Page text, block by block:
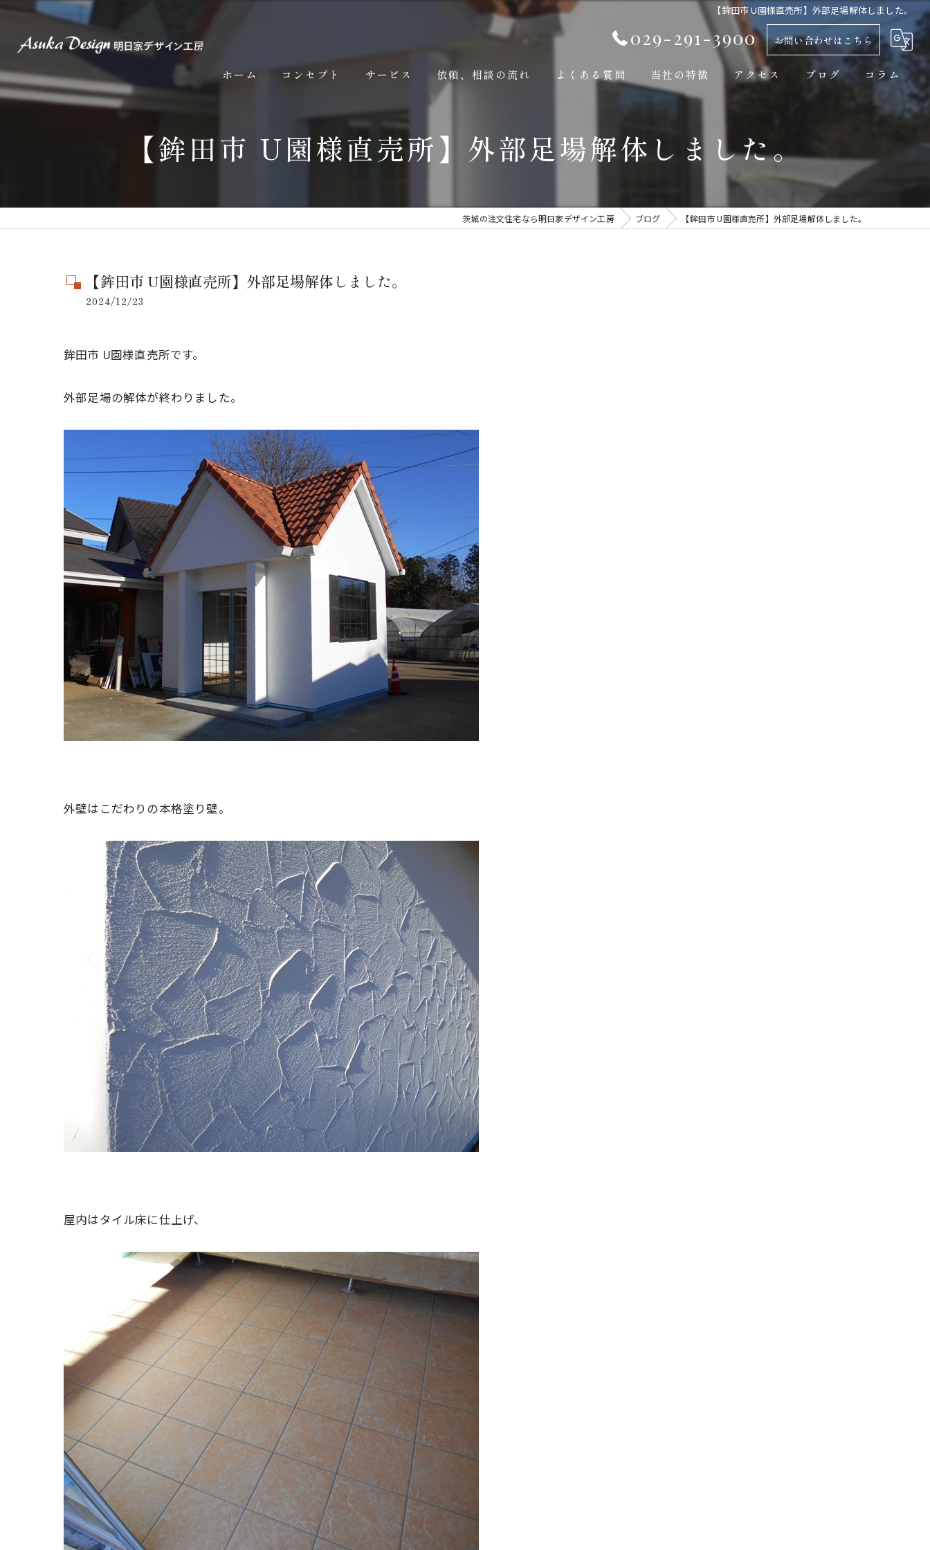
【鉾田市 U園様直売所】外部足場解体しました。
029-291-3900 お問い合わせはこちら
ホーム コンセプト サービス 依頼、相談の流れ よくある質問 当社の特徴
平屋
工務店
アクセス ブログ コラム
【鉾田市 U園様直売所】外部足場解体しました。
茨城の注文住宅なら明日家デザイン工房 ブログ 【鉾田市 U園様直売所】外部足場解体しました。
【鉾田市 U園様直売所】外部足場解体しました。
2024/12/23
鉾田市 U園様直売所です。
外部足場の解体が終わりました。
外壁はこだわりの本格塗り壁。
屋内はタイル床に仕上げ、